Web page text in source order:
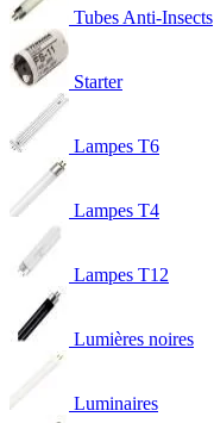
Tubes Anti-Insects
Starter
Lampes T6
Lampes T4
Lampes T12
Lumières noires
Luminaires